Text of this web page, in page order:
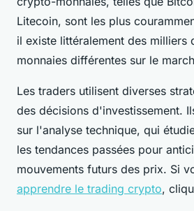
Litecoin, sont les plus
il existe littéralement des milliers
monnaies différentes sur le
Les traders utilisent diverses
des décisions d'investissement.
sur l'analyse technique, qui
les tendances passées pour
mouvements futurs des prix. Si
apprendre le trading crypto,